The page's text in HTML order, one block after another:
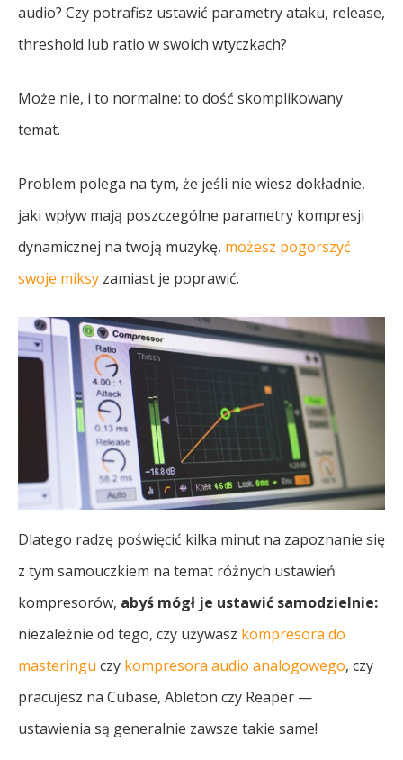
audio? Czy potrafisz ustawić parametry ataku, release,
threshold lub ratio w swoich wtyczkach?
Może nie, i to normalne: to dość skomplikowany
temat.
Problem polega na tym, że jeśli nie wiesz dokładnie,
jaki wpływ mają poszczególne parametry kompresji
dynamicznej na twoją muzykę, możesz pogorszyć
swoje miksy zamiast je poprawić.
Dlatego radzę poświęcić kilka minut na zapoznanie się
z tym samouczkiem na temat różnych ustawień
kompresorów, abyś mógł je ustawić samodzielnie:
niezależnie od tego, czy używasz kompresora do
masteringu czy kompresora audio analogowego, czy
pracujesz na Cubase, Ableton czy Reaper —
ustawienia są generalnie zawsze takie same!